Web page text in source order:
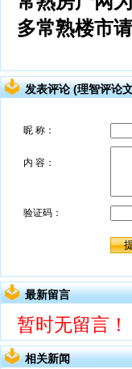
多常熟楼市
发表评论 (理智评论
最新留言
暂时无留言！
相关新闻